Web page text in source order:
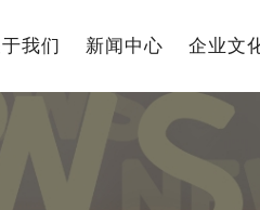
我们 新闻中心 企业文